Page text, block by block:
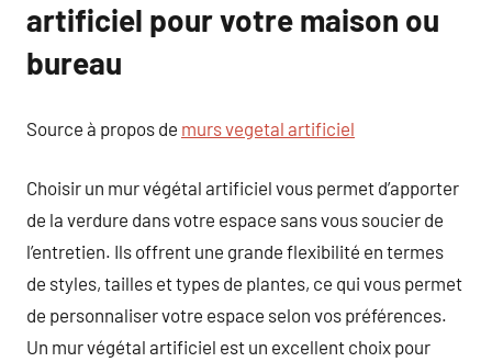
artificiel pour votre maison ou
bureau
Source à propos de murs vegetal artificiel
Choisir un mur végétal artificiel vous permet d’apporter
de la verdure dans votre espace sans vous soucier de
l’entretien. Ils offrent une grande flexibilité en termes
de styles, tailles et types de plantes, ce qui vous permet
de personnaliser votre espace selon vos préférences.
Un mur végétal artificiel est un excellent choix pour